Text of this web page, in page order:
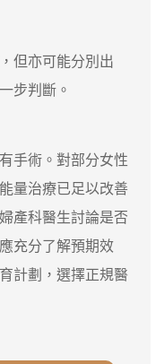
但亦可能分別出
步判斷。
術。對部分女性
量治療已足以改善
產科醫生討論是否
充分了解預期效
計劃，選擇正規醫